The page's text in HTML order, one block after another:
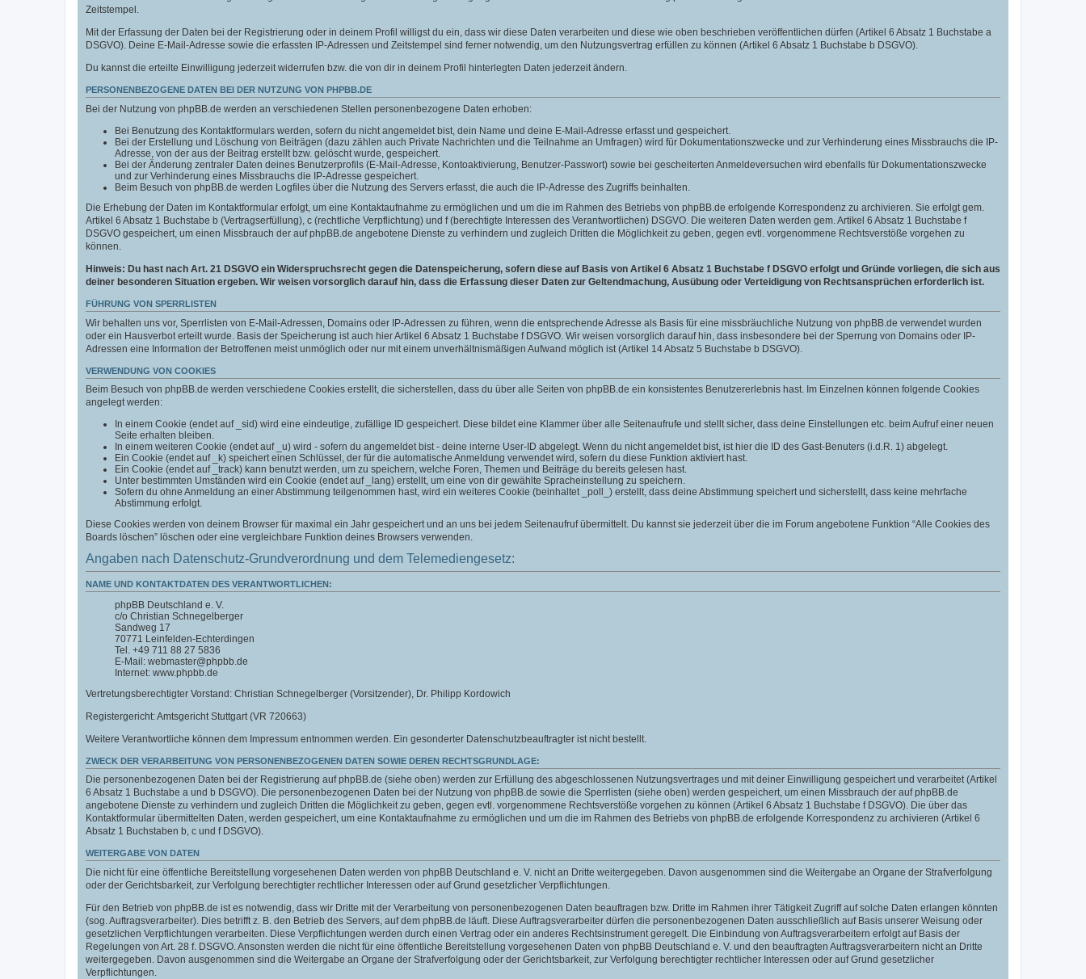
Zeitstempel.
Mit der Erfassung der Daten bei der Registrierung oder in deinem Profil willigst du ein, dass wir diese Daten verarbeiten und diese wie oben beschrieben veröffentlichen dürfen (Artikel 6 Absatz 1 Buchstabe a
DSGVO). Deine E-Mail-Adresse sowie die erfassten IP-Adressen und Zeitstempel sind ferner notwendig, um den Nutzungsvertrag erfüllen zu können (Artikel 6 Absatz 1 Buchstabe b DSGVO).
Du kannst die erteilte Einwilligung jederzeit widerrufen bzw. die von dir in deinem Profil hinterlegten Daten jederzeit ändern.
PERSONENBEZOGENE DATEN BEI DER NUTZUNG VON PHPBB.DE
Bei der Nutzung von phpBB.de werden an verschiedenen Stellen personenbezogene Daten erhoben:
Bei Benutzung des Kontaktformulars werden, sofern du nicht angemeldet bist, dein Name und deine E-Mail-Adresse erfasst und gespeichert.
Bei der Erstellung und Löschung von Beiträgen (dazu zählen auch Private Nachrichten und die Teilnahme an Umfragen) wird für Dokumentationszwecke und zur Verhinderung eines Missbrauchs die IP-
Adresse, von der aus der Beitrag erstellt bzw. gelöscht wurde, gespeichert.
Bei der Änderung zentraler Daten deines Benutzerprofils (E-Mail-Adresse, Kontoaktivierung, Benutzer-Passwort) sowie bei gescheiterten Anmeldeversuchen wird ebenfalls für Dokumentationszwecke
und zur Verhinderung eines Missbrauchs die IP-Adresse gespeichert.
Beim Besuch von phpBB.de werden Logfiles über die Nutzung des Servers erfasst, die auch die IP-Adresse des Zugriffs beinhalten.
Die Erhebung der Daten im Kontaktformular erfolgt, um eine Kontaktaufnahme zu ermöglichen und um die im Rahmen des Betriebs von phpBB.de erfolgende Korrespondenz zu archivieren. Sie erfolgt gem.
Artikel 6 Absatz 1 Buchstabe b (Vertragserfüllung), c (rechtliche Verpflichtung) und f (berechtigte Interessen des Verantwortlichen) DSGVO. Die weiteren Daten werden gem. Artikel 6 Absatz 1 Buchstabe f
DSGVO gespeichert, um einen Missbrauch der auf phpBB.de angebotene Dienste zu verhindern und zugleich Dritten die Möglichkeit zu geben, gegen evtl. vorgenommene Rechtsverstöße vorgehen zu
können.
Hinweis: Du hast nach Art. 21 DSGVO ein Widerspruchsrecht gegen die Datenspeicherung, sofern diese auf Basis von Artikel 6 Absatz 1 Buchstabe f DSGVO erfolgt und Gründe vorliegen, die sich aus
deiner besonderen Situation ergeben. Wir weisen vorsorglich darauf hin, dass die Erfassung dieser Daten zur Geltendmachung, Ausübung oder Verteidigung von Rechtsansprüchen erforderlich ist.
FÜHRUNG VON SPERRLISTEN
Wir behalten uns vor, Sperrlisten von E-Mail-Adressen, Domains oder IP-Adressen zu führen, wenn die entsprechende Adresse als Basis für eine missbräuchliche Nutzung von phpBB.de verwendet wurden
oder ein Hausverbot erteilt wurde. Basis der Speicherung ist auch hier Artikel 6 Absatz 1 Buchstabe f DSGVO. Wir weisen vorsorglich darauf hin, dass insbesondere bei der Sperrung von Domains oder IP-
Adressen eine Information der Betroffenen meist unmöglich oder nur mit einem unverhältnismäßigen Aufwand möglich ist (Artikel 14 Absatz 5 Buchstabe b DSGVO).
VERWENDUNG VON COOKIES
Beim Besuch von phpBB.de werden verschiedene Cookies erstellt, die sicherstellen, dass du über alle Seiten von phpBB.de ein konsistentes Benutzererlebnis hast. Im Einzelnen können folgende Cookies
angelegt werden:
In einem Cookie (endet auf _sid) wird eine eindeutige, zufällige ID gespeichert. Diese bildet eine Klammer über alle Seitenaufrufe und stellt sicher, dass deine Einstellungen etc. beim Aufruf einer neuen
Seite erhalten bleiben.
In einem weiteren Cookie (endet auf _u) wird - sofern du angemeldet bist - deine interne User-ID abgelegt. Wenn du nicht angemeldet bist, ist hier die ID des Gast-Benuters (i.d.R. 1) abgelegt.
Ein Cookie (endet auf _k) speichert einen Schlüssel, der für die automatische Anmeldung verwendet wird, sofern du diese Funktion aktiviert hast.
Ein Cookie (endet auf _track) kann benutzt werden, um zu speichern, welche Foren, Themen und Beiträge du bereits gelesen hast.
Unter bestimmten Umständen wird ein Cookie (endet auf _lang) erstellt, um eine von dir gewählte Spracheinstellung zu speichern.
Sofern du ohne Anmeldung an einer Abstimmung teilgenommen hast, wird ein weiteres Cookie (beinhaltet _poll_) erstellt, dass deine Abstimmung speichert und sicherstellt, dass keine mehrfache
Abstimmung erfolgt.
Diese Cookies werden von deinem Browser für maximal ein Jahr gespeichert und an uns bei jedem Seitenaufruf übermittelt. Du kannst sie jederzeit über die im Forum angebotene Funktion “Alle Cookies des
Boards löschen” löschen oder eine vergleichbare Funktion deines Browsers verwenden.
Angaben nach Datenschutz-Grundverordnung und dem Telemediengesetz:
NAME UND KONTAKTDATEN DES VERANTWORTLICHEN:
phpBB Deutschland e. V.
c/o Christian Schnegelberger
Sandweg 17
70771 Leinfelden-Echterdingen
Tel. +49 711 88 27 5836
E-Mail: webmaster@phpbb.de
Internet: www.phpbb.de
Vertretungsberechtigter Vorstand: Christian Schnegelberger (Vorsitzender), Dr. Philipp Kordowich
Registergericht: Amtsgericht Stuttgart (VR 720663)
Weitere Verantwortliche können dem Impressum entnommen werden. Ein gesonderter Datenschutzbeauftragter ist nicht bestellt.
ZWECK DER VERARBEITUNG VON PERSONENBEZOGENEN DATEN SOWIE DEREN RECHTSGRUNDLAGE:
Die personenbezogenen Daten bei der Registrierung auf phpBB.de (siehe oben) werden zur Erfüllung des abgeschlossenen Nutzungsvertrages und mit deiner Einwilligung gespeichert und verarbeitet (Artikel
6 Absatz 1 Buchstabe a und b DSGVO). Die personenbezogenen Daten bei der Nutzung von phpBB.de sowie die Sperrlisten (siehe oben) werden gespeichert, um einen Missbrauch der auf phpBB.de
angebotene Dienste zu verhindern und zugleich Dritten die Möglichkeit zu geben, gegen evtl. vorgenommene Rechtsverstöße vorgehen zu können (Artikel 6 Absatz 1 Buchstabe f DSGVO). Die über das
Kontaktformular übermittelten Daten, werden gespeichert, um eine Kontaktaufnahme zu ermöglichen und um die im Rahmen des Betriebs von phpBB.de erfolgende Korrespondenz zu archivieren (Artikel 6
Absatz 1 Buchstaben b, c und f DSGVO).
WEITERGABE VON DATEN
Die nicht für eine öffentliche Bereitstellung vorgesehenen Daten werden von phpBB Deutschland e. V. nicht an Dritte weitergegeben. Davon ausgenommen sind die Weitergabe an Organe der Strafverfolgung
oder der Gerichtsbarkeit, zur Verfolgung berechtigter rechtlicher Interessen oder auf Grund gesetzlicher Verpflichtungen.
Für den Betrieb von phpBB.de ist es notwendig, dass wir Dritte mit der Verarbeitung von personenbezogenen Daten beauftragen bzw. Dritte im Rahmen ihrer Tätigkeit Zugriff auf solche Daten erlangen könnten
(sog. Auftragsverarbeiter). Dies betrifft z. B. den Betrieb des Servers, auf dem phpBB.de läuft. Diese Auftragsverarbeiter dürfen die personenbezogenen Daten ausschließlich auf Basis unserer Weisung oder
gesetzlichen Verpflichtungen verarbeiten. Diese Verpflichtungen werden durch einen Vertrag oder ein anderes Rechtsinstrument geregelt. Die Einbindung von Auftragsverarbeitern erfolgt auf Basis der
Regelungen von Art. 28 f. DSGVO. Ansonsten werden die nicht für eine öffentliche Bereitstellung vorgesehenen Daten von phpBB Deutschland e. V. und den beauftragten Auftragsverarbeitern nicht an Dritte
weitergegeben. Davon ausgenommen sind die Weitergabe an Organe der Strafverfolgung oder der Gerichtsbarkeit, zur Verfolgung berechtigter rechtlicher Interessen oder auf Grund gesetzlicher
Verpflichtungen.